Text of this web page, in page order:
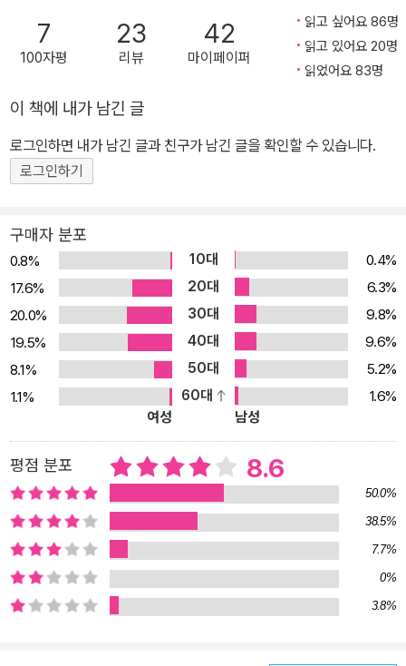
2003년 미국의 이라크 침공을 공개적으로 비판하는 등 행동하는 지
식인으로서의 목소리를 끝까지 놓지 않았다. 네 편의 소설과 한 권의
단편집, 아홉 권의 에세이집을 남겼으며, 여러 편의 연극을 연출했고
년 전작에 대한 공로로 예루살렘상을 수상했고, 2003년에는 아스투
리아스 왕세자 문학상과 독일출판협회 평화상을 받았다. 2004년 12
월 뉴욕에서 타계했다.
7
100자평
23
리뷰
42
마이페이퍼
읽고 싶어요 86명
읽고 있어요 20명
읽었어요 83명
이 책에 내가 남긴 글
로그인하면 내가 남긴 글과 친구가 남긴 글을 확인할 수 있습니다.
로그인하기
구매자 분포
0.8% 10대
0.4%
17.6%
20대
6.3%
20.0%
30대
9.8%
19.5%
40대
9.6%
8.1%
50대
5.2%
1.1%
60대
1.6%
여성
남성
평점 분포 8.6
50.0%
38.5%
7.7%
0%
3.8%